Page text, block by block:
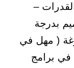
–
بدرجة
( مهل في
برامج